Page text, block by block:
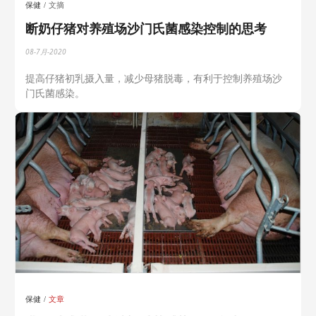
保健 文摘
断奶仔猪对养殖场沙门氏菌感染控制的思考
08-7月-2020
提高仔猪初乳摄入量，减少母猪脱毒，有利于控制养殖场沙
门氏菌感染。
保健 文章